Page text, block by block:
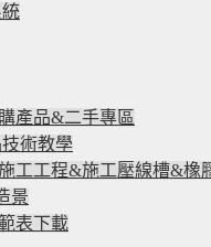
產品&二手專區
術教學
工工程&施工壓線槽&橡
景
表下載